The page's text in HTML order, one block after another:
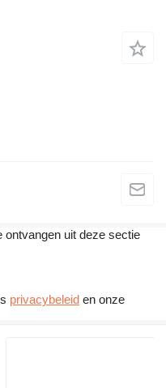
ontvangen uit deze sectie
privacybeleid en onze